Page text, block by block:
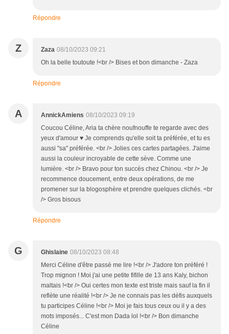
Répondre
Z Zaza 08/10/2023 09:21
Oh la belle toutoute !<br /> Bises et bon dimanche - Zaza
Répondre
A AnnickAmiens 08/10/2023 09:19
Coucou Céline, Aria ta chère noufnouffe te regarde avec des
yeux d'amour ♥ Je comprends qu'elle soit ta préférée, et tu es
aussi "sa" préférée. <br /> Jolies ces cartes partagées. J'aime
aussi la couleur incroyable de cette sève. Comme une
lumière. <br /> Bravo pour ton succès chez Chinou. <br /> Je
recommence doucement, entre deux opérations, de me
promener sur la blogosphère et prendre quelques clichés. <br
/> Gros bisous
Répondre
G Ghislaine 08/10/2023 08:48
Merci Céline d'être passé me lire !<br /> J'adore ton préféré !
Trop mignon ! Moi j'ai une petite fifille de 13 ans Kaly, bichon
maltais !<br /> Oui certes mon texte est triste mais sauf la fin il
reflète une réalité !<br /> Je ne connais pas les défis auxquels
tu participes Céline !<br /> Moi je fais tous ceux ou il y a des
mots imposés... C'est mon Dada lol !<br /> Bon dimanche
Céline